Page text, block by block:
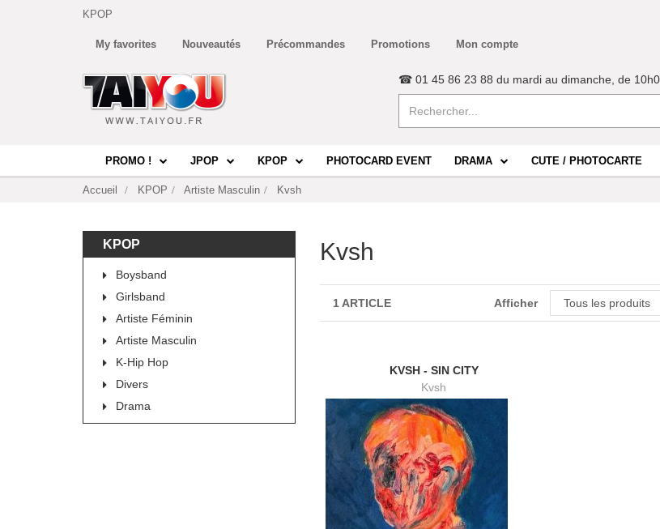
KPOP
My favorites Nouveautés Précommandes Promotions Mon compte
☎ 01 45 86 23 88 du mardi au dimanche, de
PROMO ! JPOP KPOP PHOTOCARD EVENT DRAMA CUTE / PHOTOCARTE
Accueil KPOP Artiste Masculin Kvsh
KPOP
Boysband
Girlsband
Artiste Féminin
Artiste Masculin
K-Hip Hop
Divers
Drama
Kvsh
1 ARTICLE Afficher
KVSH - SIN CITY
Kvsh